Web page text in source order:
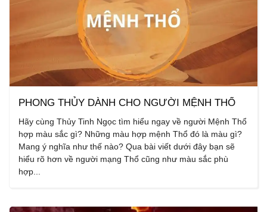
PHONG THỦY DÀNH CHO NGƯỜI MỆNH THỔ
Hãy cùng Thủy Tinh Ngọc tìm hiểu ngay về người Mệnh Thổ
hợp màu sắc gì? Những màu hợp mệnh Thổ đó là màu gì?
Mang ý nghĩa như thế nào? Qua bài viết dưới đây bạn sẽ
hiểu rõ hơn về người mạng Thổ cũng như màu sắc phù
hợp...